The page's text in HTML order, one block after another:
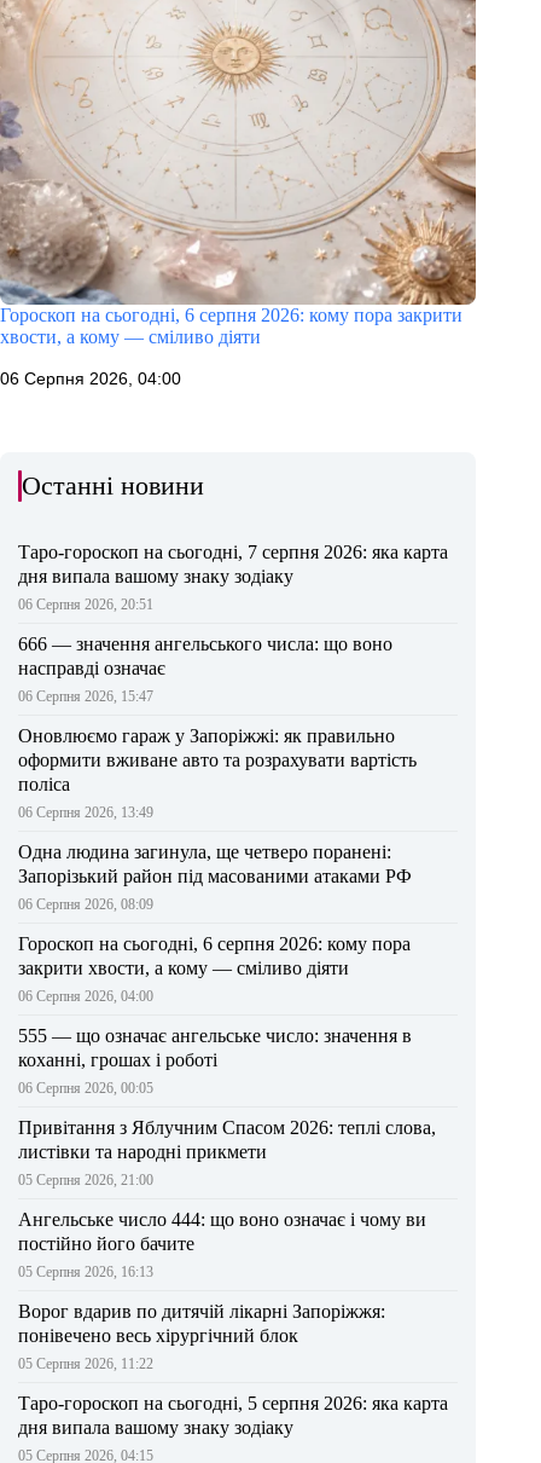
Гороскоп на сьогодні, 6 серпня 2026: кому пора закрити
хвости, а кому — сміливо діяти
06 Серпня 2026, 04:00
Останні новини
Таро-гороскоп на сьогодні, 7 серпня 2026: яка карта
дня випала вашому знаку зодіаку
06 Серпня 2026, 20:51
666 — значення ангельського числа: що воно
насправді означає
06 Серпня 2026, 15:47
Оновлюємо гараж у Запоріжжі: як правильно
оформити вживане авто та розрахувати вартість
поліса
06 Серпня 2026, 13:49
Одна людина загинула, ще четверо поранені:
Запорізький район під масованими атаками РФ
06 Серпня 2026, 08:09
Гороскоп на сьогодні, 6 серпня 2026: кому пора
закрити хвости, а кому — сміливо діяти
06 Серпня 2026, 04:00
555 — що означає ангельське число: значення в
коханні, грошах і роботі
06 Серпня 2026, 00:05
Привітання з Яблучним Спасом 2026: теплі слова,
листівки та народні прикмети
05 Серпня 2026, 21:00
Ангельське число 444: що воно означає і чому ви
постійно його бачите
05 Серпня 2026, 16:13
Ворог вдарив по дитячій лікарні Запоріжжя:
понівечено весь хірургічний блок
05 Серпня 2026, 11:22
Таро-гороскоп на сьогодні, 5 серпня 2026: яка карта
дня випала вашому знаку зодіаку
05 Серпня 2026, 04:15